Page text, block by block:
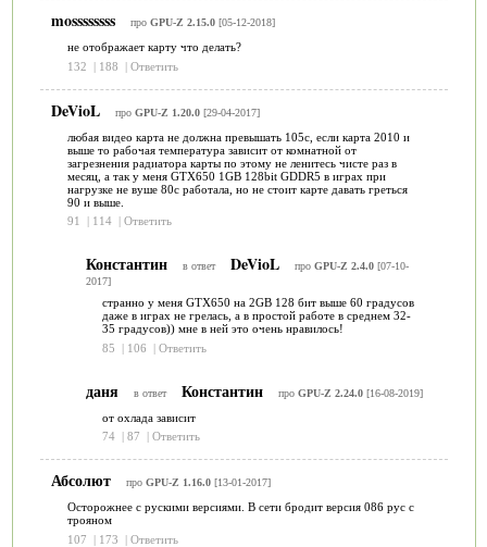
mossssssss про GPU-Z 2.15.0[05-12-2018]
не отображает карту что делать?
132
| 188 | Ответить
DeVioL про GPU-Z 1.20.0[29-04-2017]
любая видео карта не должна превышать 105с, если карта 2010 и
выше то рабочая температура зависит от комнатной от
загрезнения радиатора карты по этому не ленитесь чисте раз в
месяц, а так у меня GTX650 1GB 128bit GDDR5 в играх при
нагрузке не вуше 80с работала, но не стоит карте давать греться
90 и выше.
91
| 114 | Ответить
Константин в ответ DeVioL про GPU-Z 2.4.0[07-10-
2017]
странно у меня GTX650 на 2GB 128 бит выше 60 градусов
даже в играх не грелась, а в простой работе в среднем 32-
35 градусов)) мне в ней это очень нравилось!
85
| 106 | Ответить
даня в ответ Константин про GPU-Z 2.24.0[16-08-2019]
от охлада зависит
74 | 87 | Ответить
Абсолют про GPU-Z 1.16.0[13-01-2017]
Осторожнее с рускими версиями. В сети бродит версия 086 рус с
трояном
107
| 173 | Ответить